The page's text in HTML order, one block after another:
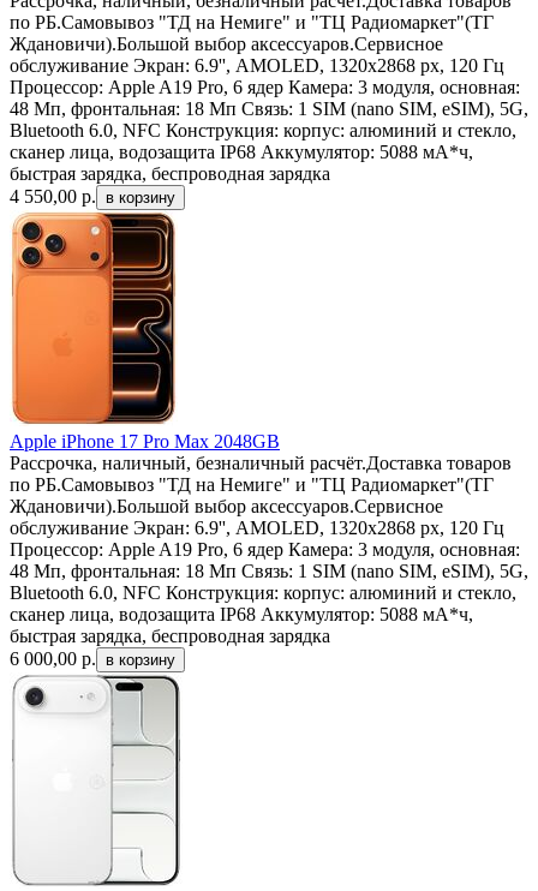
по РБ.Самовывоз "ТД на Немиге" и "ТЦ Радиомаркет"(ТГ
Ждановичи).Большой выбор аксессуаров.Сервисное
обслуживание Экран: 6.9'', AMOLED, 1320х2868 px, 120 Гц
Процессор: Apple A19 Pro, 6 ядер Камера: 3 модуля, основная:
48 Мп, фронтальная: 18 Мп Связь: 1 SIM (nano SIM, eSIM), 5G,
Bluetooth 6.0, NFC Конструкция: корпус: алюминий и стекло,
сканер лица, водозащита IP68 Аккумулятор: 5088 мА*ч,
быстрая зарядка, беспроводная зарядка
4 550,00 р.
Apple iPhone 17 Pro Max 2048GB
Рассрочка, наличный, безналичный расчёт.Доставка товаров
по РБ.Самовывоз "ТД на Немиге" и "ТЦ Радиомаркет"(ТГ
Ждановичи).Большой выбор аксессуаров.Сервисное
обслуживание Экран: 6.9'', AMOLED, 1320х2868 px, 120 Гц
Процессор: Apple A19 Pro, 6 ядер Камера: 3 модуля, основная:
48 Мп, фронтальная: 18 Мп Связь: 1 SIM (nano SIM, eSIM), 5G,
Bluetooth 6.0, NFC Конструкция: корпус: алюминий и стекло,
сканер лица, водозащита IP68 Аккумулятор: 5088 мА*ч,
быстрая зарядка, беспроводная зарядка
6 000,00 р.